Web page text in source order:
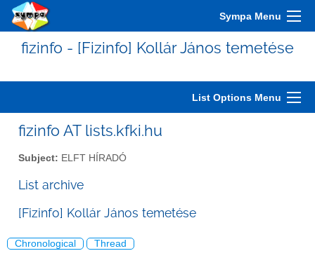
Sympa Menu
fizinfo - [Fizinfo] Kollár János temetése
List Options Menu
fizinfo AT lists.kfki.hu
Subject: ELFT HÍRADÓ
List archive
[Fizinfo] Kollár János temetése
Chronological Thread